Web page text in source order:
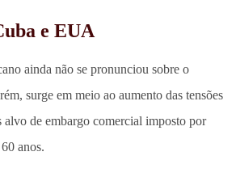
e EUA
ainda não se pronunciou sobre o
surge em meio ao aumento das tensões
de embargo comercial imposto por
anos.